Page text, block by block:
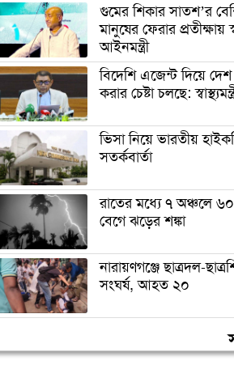
গুমের শিকার সাতশ’র
মানুষের ফেরার প্রতীক্ষায়
আইনমন্ত্রী
বিদেশি এজেন্ট দিয়ে দেশ
করার চেষ্টা চলছে:
ভিসা নিয়ে ভারতীয়
সতর্কবার্তা
রাতের মধ্যে ৭ অঞ্চলে
বেগে ঝড়ের শঙ্কা
নারায়ণগঞ্জে ছাত্রদল-
সংঘর্ষ, আহত ২০
‘যে ডকুমেন্টারিতে আবু
ছবি নেই, সেটা কোনো